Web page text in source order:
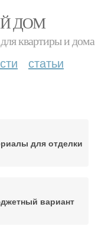
ДОМ
квартиры и дома
статьи
для отделки
вариант